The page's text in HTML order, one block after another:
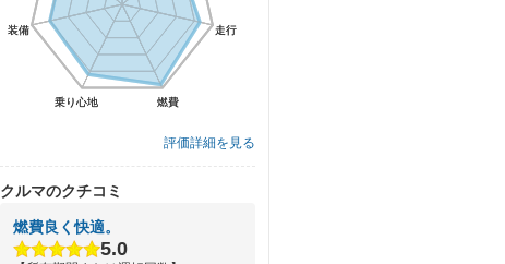
走行
燃費
乗り心地
装備 走行
燃費
乗り心地
装備
評価詳細を見る
クルマのクチコミ
燃費良く快適。
5.0